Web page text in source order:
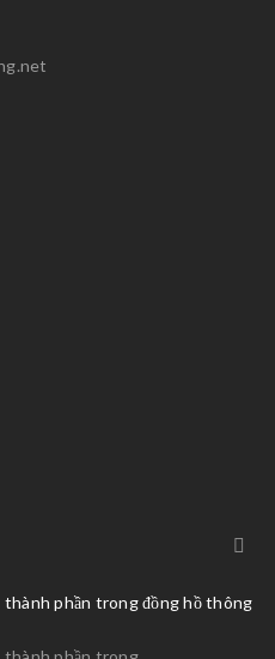
phần trong đồng hồ thông